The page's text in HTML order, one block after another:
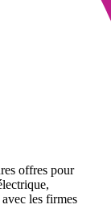
offres pour
les firmes